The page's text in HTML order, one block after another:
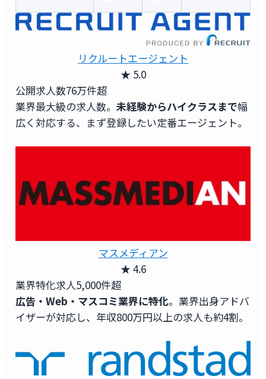
リクルートエージェント
★ 5.0
公開求人数76万件超
業界最大級の求人数。 未経験からハイクラスまで幅
広く対応する、まず登録したい定番エージェント。
マスメディアン
★ 4.6
業界特化求人5,000件超
広告・Web・マスコミ業界に特化。業界出身アドバ
イザーが対応し、年収800万円以上の求人も約4割。